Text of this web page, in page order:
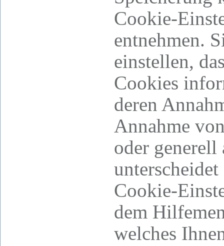
Cookie-
entnehmen.
einstellen,
Cookies
deren
Annahme
oder generell
Cookie-
dem
welches